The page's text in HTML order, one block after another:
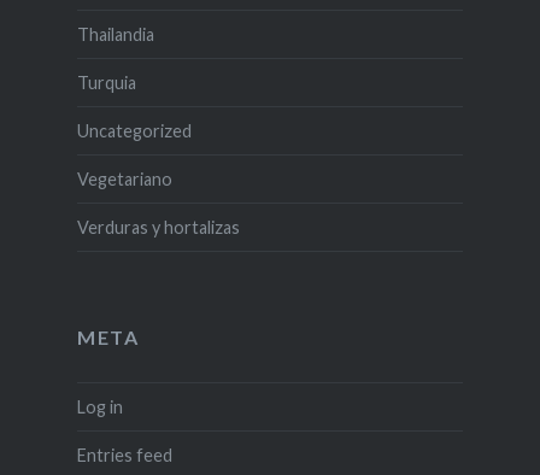
Thailandia
Turquia
Uncategorized
Vegetariano
Verduras y hortalizas
META
Log in
Entries feed